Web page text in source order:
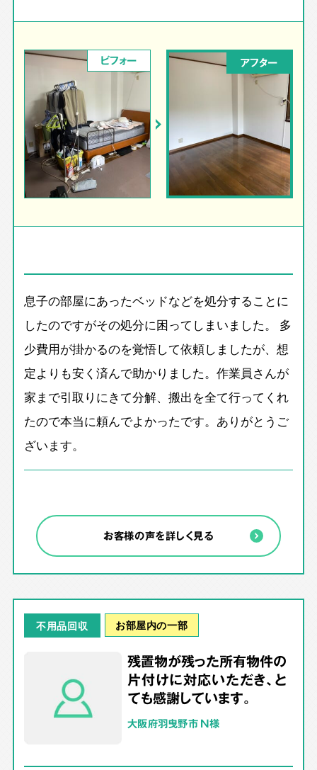
ビフォー アフター
息子の部屋にあったベッドなどを処分することに
したのですがその処分に困ってしまいました。 多
少費用が掛かるのを覚悟して依頼しましたが、想
定よりも安く済んで助かりました。作業員さんが
家まで引取りにきて分解、搬出を全て行ってくれ
たので本当に頼んでよかったです。ありがとうご
ざいます。
お客様の声を詳しく見る
不用品回収 お部屋内の一部
残置物が残った所有物件の
片付けに対応いただき、と
ても感謝しています。
大阪府羽曳野市 N様